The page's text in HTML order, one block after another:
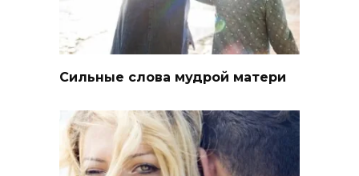
Сильные слова мудрой матери